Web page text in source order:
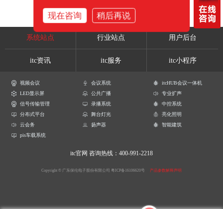
系统站点 行业站点 用户后台
itc资讯 itc服务 itc小程序
视频会议 会议系统
itcHUB会议一体机
LED显示屏
公共广播
专业扩声
信号传输管理
录播系统
中控系统
分布式平台
舞台灯光
亮化照明
云会务
扬声器
智能建筑
pis车载系统
itc官网 咨询热线：400-991-2218
Copyright © 广东保伦电子股份有限公司 粤ICP备16106620号 产品参数解释声明
现在咨询 稍后再说